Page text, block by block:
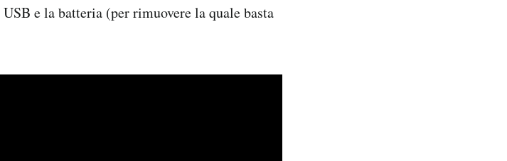
e la batteria (per rimuovere la quale basta